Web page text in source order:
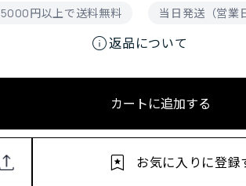
5000円以上で送料無料 当日発送（営業
info返品について
カートに追加する
お気に入りに登録